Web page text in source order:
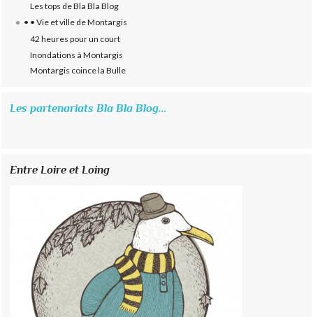
Les tops de Bla Bla Blog
• • Vie et ville de Montargis
42 heures pour un court
Inondations à Montargis
Montargis coince la Bulle
Les partenariats Bla Bla Blog...
Entre Loire et Loing